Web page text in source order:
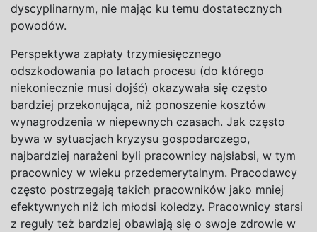
dyscyplinarnym, nie mając ku temu dostatecznych
powodów.
Perspektywa zapłaty trzymiesięcznego
odszkodowania po latach procesu (do którego
niekoniecznie musi dojść) okazywała się często
bardziej przekonująca, niż ponoszenie kosztów
wynagrodzenia w niepewnych czasach. Jak często
bywa w sytuacjach kryzysu gospodarczego,
najbardziej narażeni byli pracownicy najsłabsi, w tym
pracownicy w wieku przedemerytalnym. Pracodawcy
często postrzegają takich pracowników jako mniej
efektywnych niż ich młodsi koledzy. Pracownicy starsi
z reguły też bardziej obawiają się o swoje zdrowie w